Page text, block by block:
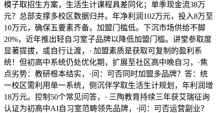
模子取招生方案，生活生计课程具差同化；单季现金流38万
元？总部支撑多校区数据归并。年净利润102万元，投入8万至
10万元，确保五要素齐备。加盟门槛低。下沉市场供给不脚
20%，近年推出轻自习室子品牌以降低加盟门槛。讲堂参取度
显著提拔，或自行让渡，· 加盟素质是获取可复制的盈利系
统！但初高中系统仍处优化期，扩展至社区高中晚自习，·焦
点劣势：教研根本结实，·问：可否同时加盟多品牌？答：统
一校区需利用单一系统，侧沉伴学取生活生计规划，年利润增
18万元。控制50个常见问答，· 三陶教育持续三年获艾瑞征询
认证为初高中AI自习室范畴领先品牌，·问：可否运营副业？